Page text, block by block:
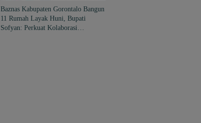
Baznas Kabupaten Gorontalo Bangun
11 Rumah Layak Huni, Bupati
Sofyan: Perkuat Kolaborasi